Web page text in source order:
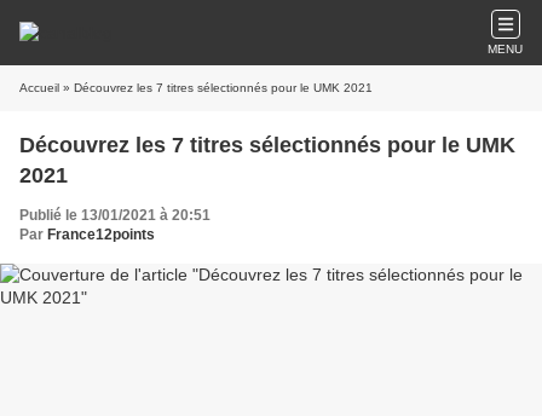
MENU
Accueil » Découvrez les 7 titres sélectionnés pour le UMK 2021
Découvrez les 7 titres sélectionnés pour le UMK
2021
Publié le 13/01/2021 à 20:51
Par France12points